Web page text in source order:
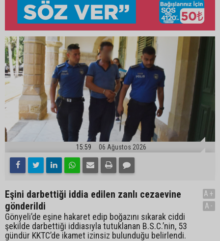
15:59 06 Ağustos 2026
Eşini darbettiği iddia edilen zanlı cezaevine
gönderildi
Gönyeli’de eşine hakaret edip boğazını sıkarak ciddi
şekilde darbettiği iddiasıyla tutuklanan B.S.C.’nin, 53
gündür KKTC’de ikamet izinsiz bulunduğu belirlendi.
A+
A-